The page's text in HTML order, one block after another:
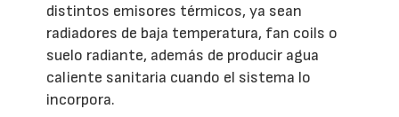
distintos emisores térmicos, ya sean
radiadores de baja temperatura, fan coils o
suelo radiante, además de producir agua
caliente sanitaria cuando el sistema lo
incorpora.